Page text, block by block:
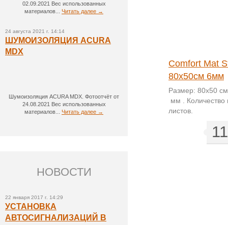
02.09.2021 Вес использованных
материалов... Читать далее →
24 августа 2021 г. 14:14
ШУМОИЗОЛЯЦИЯ ACURA
MDX
Шумоизоляция ACURA MDX. Фотоотчёт от
24.08.2021 Вес использованных
материалов... Читать далее →
НОВОСТИ
22 января 2017 г. 14:29
УСТАНОВКА
АВТОСИГНАЛИЗАЦИЙ В
10мм . Количество в упаков ке -
5 листов.
Comfort Mat
80х50см 6мм
Размер: 80x50
мм . Количество
листов.